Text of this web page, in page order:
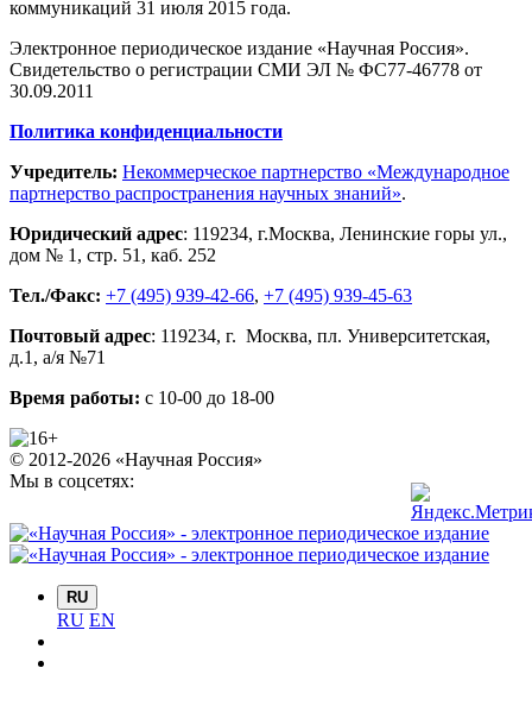
коммуникаций 31 июля 2015 года.
Электронное периодическое издание «Научная Россия».
Свидетельство о регистрации СМИ ЭЛ № ФС77-46778 от
30.09.2011
Политика конфиденциальности
Учредитель: Некоммерческое партнерство «Международное
партнерство распространения научных знаний».
Юридический адрес: 119234, г.Москва, Ленинские горы ул.,
дом № 1, стр. 51 , каб. 252
Тел./Факс: +7 (495) 939-42-66, +7 (495) 939-45-63
Почтовый адрес: 119234, г. Москва, пл. Университетская,
д.1 , а/я №71
Время работы: с 10-00 до 18-00
© 2012-2026 «Научная Россия»
Мы в соцсетях:
RU
RU EN